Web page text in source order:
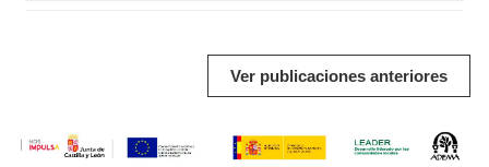
Ver publicaciones anteriores